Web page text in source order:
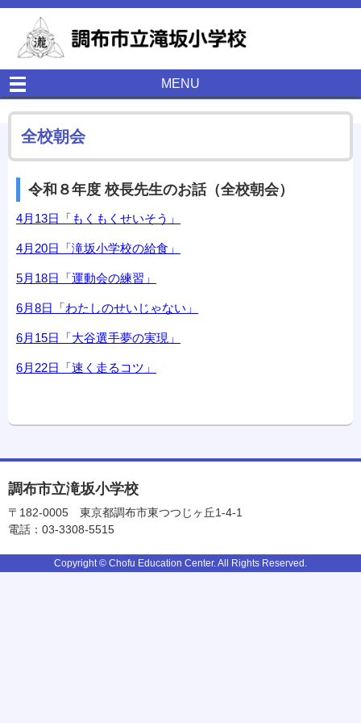
MENU
全校朝会
令和８年度 校長先生のお話（全校朝会）
4月13日「もくもくせいそう」
4月20日「滝坂小学校の給食」
5月18日「運動会の練習」
6月8日「わたしのせいじゃない」
6月15日「大谷選手夢の実現」
6月22日「速く走るコツ」
調布市立滝坂小学校
〒182-0005
東京都調布市東つつじヶ丘1-4-1
電話：03-3308-5515
Copyright © Chofu Education Center. All Rights Reserved.